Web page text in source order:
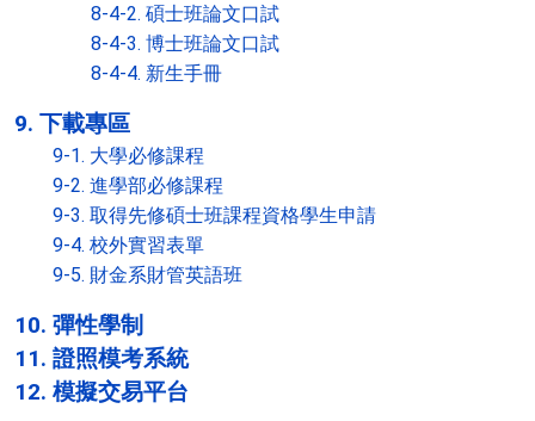
8-4-2. 碩士班論文口試
8-4-3. 博士班論文口試
8-4-4. 新生手冊
9. 下載專區
9-1. 大學必修課程
9-2. 進學部必修課程
9-3. 取得先修碩士班課程資格學生申請
9-4. 校外實習表單
9-5. 財金系財管英語班
10. 彈性學制
11. 證照模考系統
12. 模擬交易平台